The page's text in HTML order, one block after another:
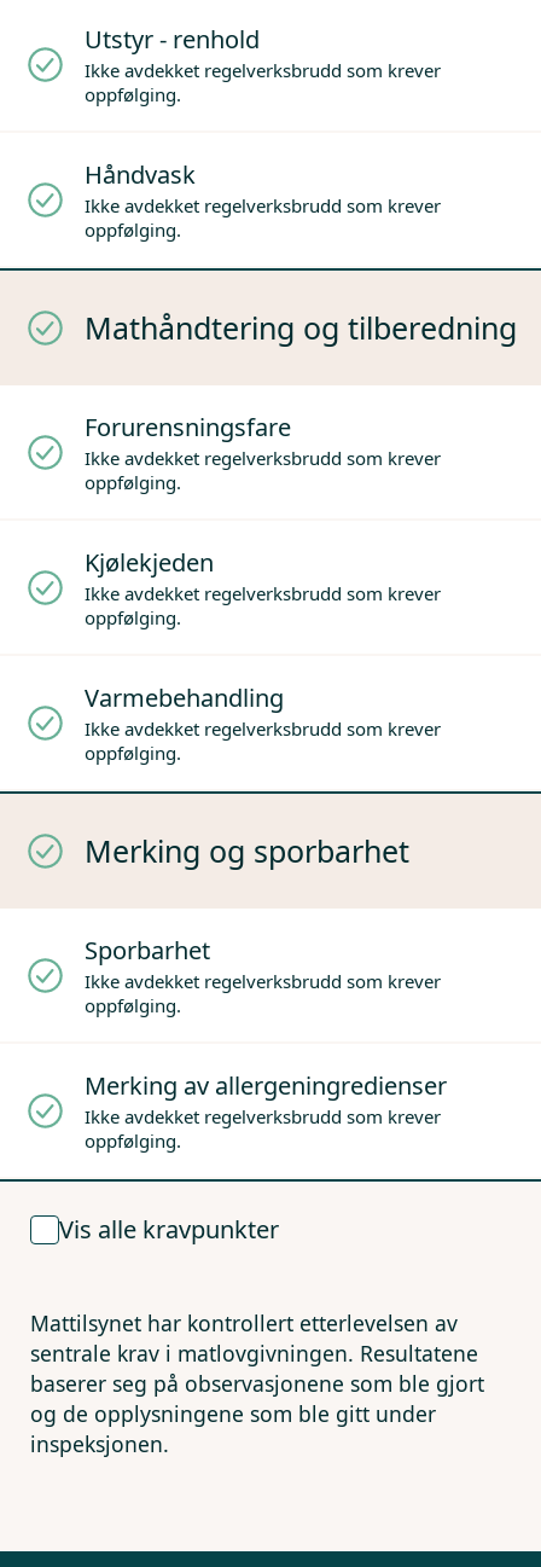
Utstyr - renhold
Ikke avdekket regelverksbrudd som krever
oppfølging.
Håndvask
Ikke avdekket regelverksbrudd som krever
oppfølging.
Mathåndtering og tilberedning
Forurensningsfare
Ikke avdekket regelverksbrudd som krever
oppfølging.
Kjølekjeden
Ikke avdekket regelverksbrudd som krever
oppfølging.
Varmebehandling
Ikke avdekket regelverksbrudd som krever
oppfølging.
Merking og sporbarhet
Sporbarhet
Ikke avdekket regelverksbrudd som krever
oppfølging.
Merking av allergeningredienser
Ikke avdekket regelverksbrudd som krever
oppfølging.
Vis alle kravpunkter
Mattilsynet har kontrollert etterlevelsen av
sentrale krav i matlovgivningen. Resultatene
baserer seg på observasjonene som ble gjort
og de opplysningene som ble gitt under
inspeksjonen.